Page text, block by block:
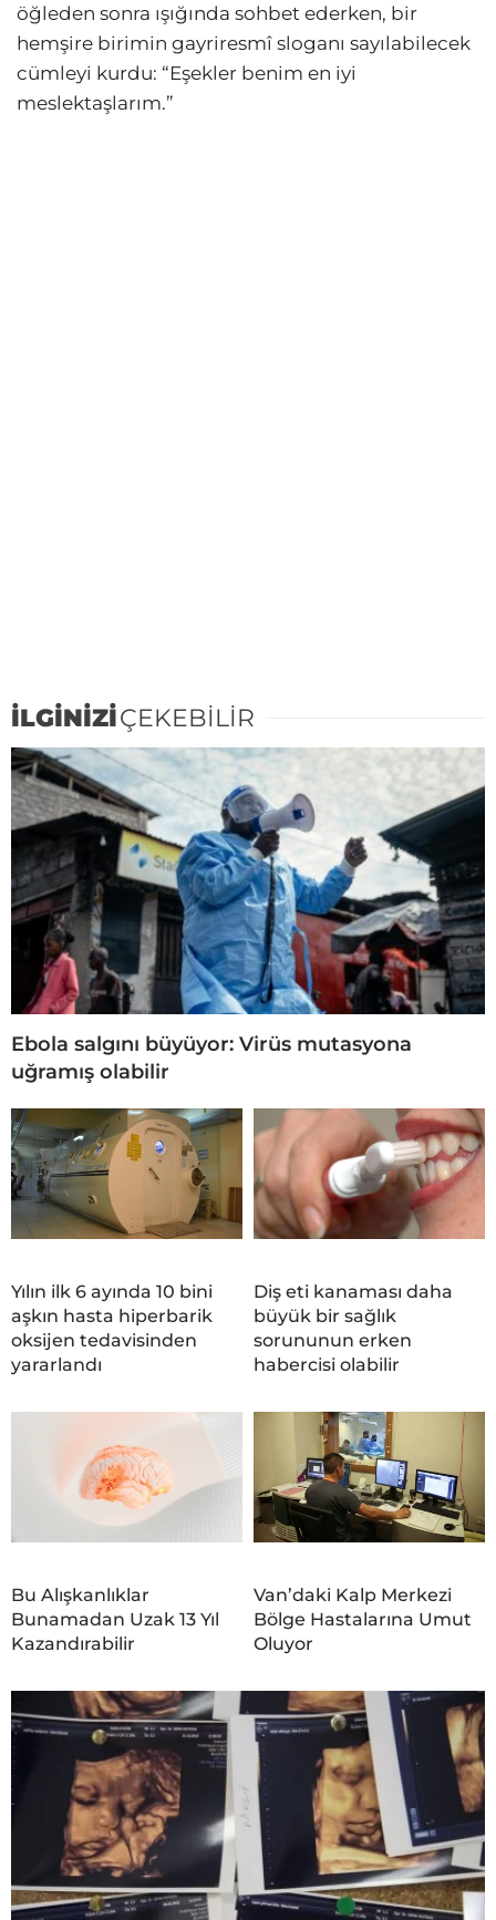
öğleden sonra ışığında sohbet ederken, bir
hemşire birimin gayriresmî sloganı sayılabilecek
cümleyi kurdu: “Eşekler benim en iyi
meslektaşlarım.”
İLGİNİZİÇEKEBİLİR
Ebola salgını büyüyor: Virüs mutasyona
uğramış olabilir
Yılın ilk 6 ayında 10 bini
aşkın hasta hiperbarik
oksijen tedavisinden
yararlandı
Diş eti kanaması daha
büyük bir sağlık
sorununun erken
habercisi olabilir
Bu Alışkanlıklar
Bunamadan Uzak 13 Yıl
Kazandırabilir
Van’daki Kalp Merkezi
Bölge Hastalarına Umut
Oluyor